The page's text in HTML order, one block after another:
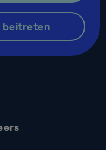
beitreten